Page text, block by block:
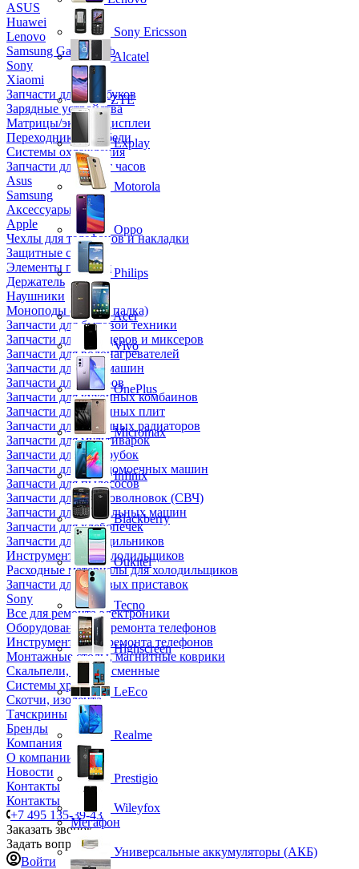
ASUS
Huawei
Lenovo
Samsung Galaxy Tab
Sony
Xiaomi
Запчасти для ноутбуков
Зарядные устройства
Матрицы/экраны/дисплеи
Переходники и кабели
Системы охлаждения
Запчасти для смарт часов
Asus
Samsung
Аксессуары
Apple
Чехлы для телефонов и накладки
Защитные стекла
Элементы питания
Держатель
Наушники
Моноподы (Селфи палка)
Запчасти для бытовой техники
Запчасти для блендеров и миксеров
Запчасти для водонагревателей
Запчасти для кофемашин
Запчасти для кулеров
Запчасти для кухонных комбаинов
Запчасти для кухонных плит
Запчасти для масляных радиаторов
Запчасти для мультиварок
Запчасти для мясорубок
Запчасти для посудомоечных машин
Запчасти для пылесосов
Запчасти для микроволновок (СВЧ)
Запчасти для стиральных машин
Запчасти для хлебопечек
Запчасти для холодильников
Инструмент для холодильщиков
Расходные материалы для холодильщиков
Запчасти для игровых приставок
Sony
Все для ремонта электроники
Оборудование для ремонта телефонов
Инструменты для ремонта телефонов
Монтажные столы, магнитные коврики
Скальпели, лезвия сменные
Системы хранения
Скотчи, изолента
Тачскрины
Бренды
Компания
О компании
Новости
Контакты
Контакты
+7 495 135-39-43
Заказать звонок
Задать вопрос
Войти
Sony Ericsson
Alcatel
ZTE
Explay
Motorola
Oppo
Philips
Acer
Vivo
OnePlus
Micromax
Infinix
Blackberry
Oukitel
Tecno
Highscreen
LeEco
Realme
Prestigio
Wileyfox
Мегафон
Универсальные аккумуляторы (АКБ)